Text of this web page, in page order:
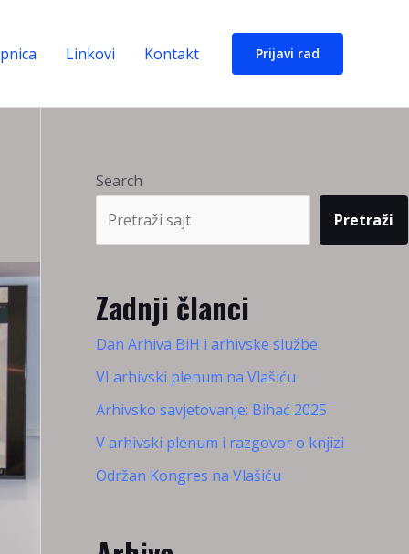
Linkovi Kontakt Prijavi rad
Search
Pretraži
Zadnji članci
Dan Arhiva BiH i arhivske službe
VI arhivski plenum na Vlašiću
Arhivsko savjetovanje: Bihać 2025
V arhivski plenum i razgovor o knjizi
Održan Kongres na Vlašiću